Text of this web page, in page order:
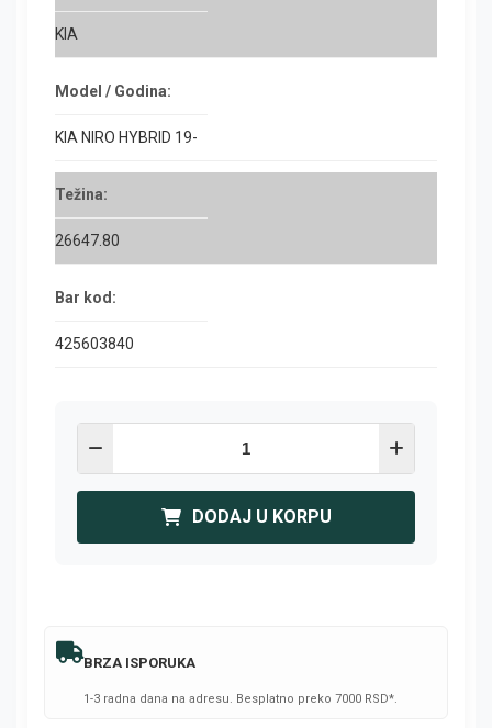
KIA
Model / Godina:
KIA NIRO HYBRID 19-
Težina:
26647.80
Bar kod:
425603840
DODAJ U KORPU
BRZA ISPORUKA
1-3 radna dana na adresu. Besplatno preko 7000 RSD*.